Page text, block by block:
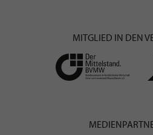
MITGLIED IN DEN